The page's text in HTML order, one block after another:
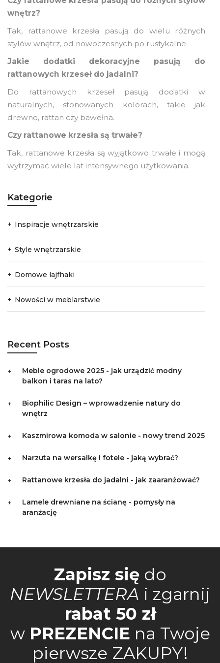
wnętrz?
Tak, rattanowe krzesła pasują do wielu różnych
stylów wnętrz, od nowoczesnych po rustykalne.
Jakie dodatki dekoracyjne pasują do
rattanowych krzeseł do jadalni?
Do rattanowych krzeseł pasują dodatki w
naturalnych, stonowanych kolorach, takie jak
drewno, rattan czy bawełna.
Czy rattanowe krzesła są trwałe?
Tak, rattanowe krzesła są wyjątkowo trwałe i mogą
wytrzymać wiele lat intensywnego użytkowania.
Kategorie
Inspiracje wnętrzarskie
Style wnętrzarskie
Domowe lajfhaki
Nowości w meblarstwie
Recent Posts
Meble ogrodowe 2025 - jak urządzić modny
balkon i taras na lato?
Biophilic Design – wprowadzenie natury do
wnętrz
Kaszmirowa komoda w salonie - nowy trend 2025
Narzuta na wersalkę i fotele - jaką wybrać?
Rattanowe krzesła do jadalni - jak zaaranżować?
Lamele drewniane na ścianę - pomysły na
aranżację
Zapisz siędo
NEWSLETTERA i zgarnij
rabat 50 zł
w PREZENCIE na Twoje
pierwsze ZAKUPY!